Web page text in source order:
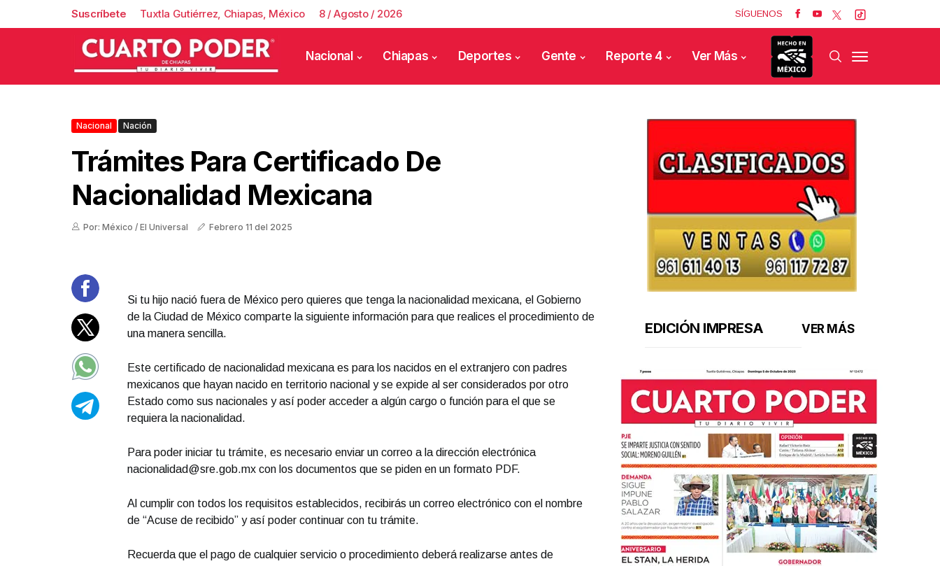
Suscríbete Tuxtla Gutiérrez, Chiapas, México 8 / Agosto / 2026 SÍGUENOS
Nacional Chiapas Deportes Gente Reporte 4 Ver Más
Nacional Nación
Trámites Para Certificado De
Nacionalidad Mexicana
Por: México / El Universal Febrero 11 del 2025
Si tu hijo nació fuera de México pero quieres que tenga la nacionalidad mexicana, el Gobierno
de la Ciudad de México comparte la siguiente información para que realices el procedimiento de
una manera sencilla.
Este certificado de nacionalidad mexicana es para los nacidos en el extranjero con padres
mexicanos que hayan nacido en territorio nacional y se expide al ser considerados por otro
Estado como sus nacionales y así poder acceder a algún cargo o función para el que se
requiera la nacionalidad.
Para poder iniciar tu trámite, es necesario enviar un correo a la dirección electrónica
nacionalidad@sre.gob.mx con los documentos que se piden en un formato PDF.
Al cumplir con todos los requisitos establecidos, recibirás un correo electrónico con el nombre
de “Acuse de recibido” y así poder continuar con tu trámite.
Recuerda que el pago de cualquier servicio o procedimiento deberá realizarse antes de
EDICIÓN IMPRESA VER MÁS